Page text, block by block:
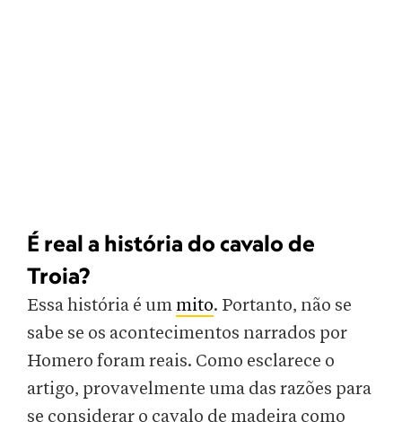
É real a história do cavalo de
Troia?
Essa história é um mito. Portanto, não se
sabe se os acontecimentos narrados por
Homero foram reais. Como esclarece o
artigo, provavelmente uma das razões para
se considerar o cavalo de madeira como